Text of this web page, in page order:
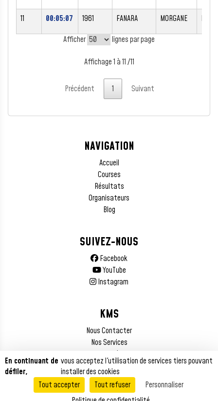
11 00:05:07 1961 FANARA MORGANE
F
Afficher
lignes par page
Affichage 1 à 11 /11
Précédent 1 Suivant
NAVIGATION
Accueil
Courses
Résultats
Organisateurs
Blog
SUIVEZ-NOUS
Facebook
YouTube
Instagram
KMS
Nous Contacter
Nos Services
Mentions Légales
© 2026 KMS Gestion - Chrono - Résultats | Tous droits réservés
En continuant de
défiler,
vous acceptez l'utilisation de services tiers pouvant
installer des cookies
Tout accepter
Tout refuser
Personnaliser